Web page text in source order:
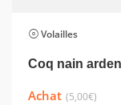
Volailles
Achat (5,00€)